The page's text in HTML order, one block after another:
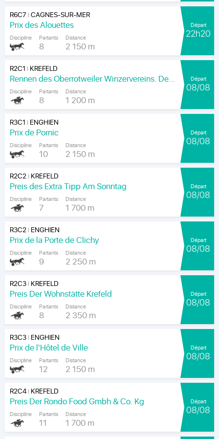
R6C7 |CAGNES-SUR-MER
Prix des Alouettes
Discipline Partants
8
Distance
2 150 m
Départ
22h20
R2C1 | KREFELD
Rennen des Oberrotweiler Winzervereins. Der Klassiker Am Kaiser.
Discipline Partants
8
Distance
1 200 m
Départ
08/08
R3C1 | ENGHIEN
Prix de Pornic
Discipline Partants
10
Distance
2 150 m
Départ
08/08
R2C2| KREFELD
Preis des Extra Tipp Am Sonntag
Discipline Partants
7
Distance
1 700 m
Départ
08/08
R3C2| ENGHIEN
Prix de la Porte de Clichy
Discipline Partants
9
Distance
2 250 m
Départ
08/08
R2C3| KREFELD
Preis Der Wohnstätte Krefeld
Discipline Partants
8
Distance
2 350 m
Départ
08/08
R3C3| ENGHIEN
Prix de l'Hôtel de Ville
Discipline Partants
12
Distance
2 150 m
Départ
08/08
R2C4| KREFELD
Preis Der Rondo Food Gmbh & Co. Kg
Discipline Partants
11
Distance
1 700 m
Départ
08/08